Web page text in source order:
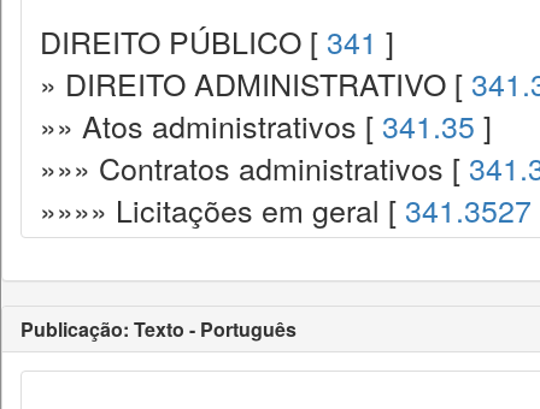
DIREITO PÚBLICO [ 341 ]
» DIREITO ADMINISTRATIVO [
»» Atos administrativos [ 341.35 ]
»»» Contratos administrativos [
»»»» Licitações em geral [ 341.3527
Publicação: Texto - Português